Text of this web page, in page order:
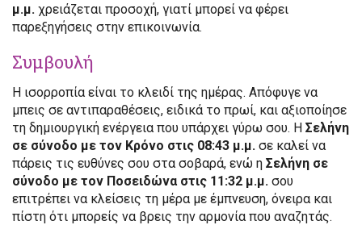
μ.μ. χρειάζεται προσοχή, γιατί μπορεί να φέρει
παρεξηγήσεις στην επικοινωνία.
Συμβουλή
Η ισορροπία είναι το κλειδί της ημέρας. Απόφυγε να
μπεις σε αντιπαραθέσεις, ειδικά το πρωί, και αξιοποίησε
τη δημιουργική ενέργεια που υπάρχει γύρω σου. Η Σελήνη
σε σύνοδο με τον Κρόνο στις 08:43 μ.μ. σε καλεί να
πάρεις τις ευθύνες σου στα σοβαρά, ενώ η Σελήνη σε
σύνοδο με τον Ποσειδώνα στις 11:32 μ.μ. σου
επιτρέπει να κλείσεις τη μέρα με έμπνευση, όνειρα και
πίστη ότι μπορείς να βρεις την αρμονία που αναζητάς.